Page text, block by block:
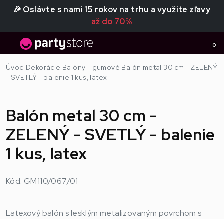
🎉 Oslávte s nami 15 rokov na trhu a využite zľavy
až do 70%
0
Úvod Dekorácie Balóny - gumové Balón metal 30 cm - ZELENÝ
- SVETLÝ - balenie 1 kus, latex
Balón metal 30 cm -
ZELENÝ - SVETLÝ - balenie
1 kus, latex
Kód: GM110/067/01
Latexový balón s lesklým metalizovaným povrchom s